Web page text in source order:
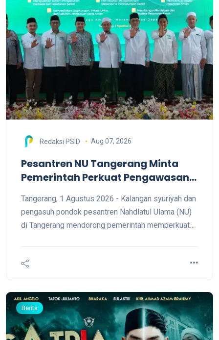
Redaksi PSID Aug 07, 2026
Pesantren NU Tangerang Minta
Pemerintah Perkuat Pengawasan
Pesantren
Tangerang, 1 Agustus 2026 - Kalangan syuriyah dan
pengasuh pondok pesantren Nahdlatul Ulama (NU)
di Tangerang mendorong pemerintah memperkuat
utama dalam Halaqah Syuriyah dan Pengasuh
Mubarok, Tangerang, Sabtu (1/8/2026).
Berita